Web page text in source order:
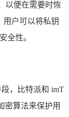
以便在需要时恢
用户可以将私钥
全性。
，比特派和 imT
密算法来保护用